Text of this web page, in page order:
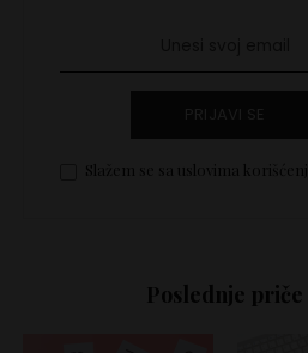
Slažem se sa uslovima
Poslednje priče